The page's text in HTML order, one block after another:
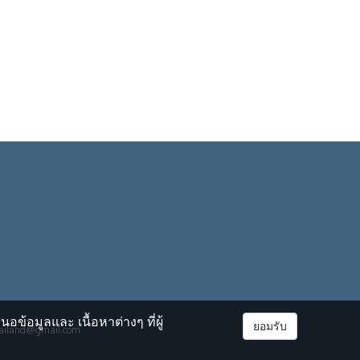
อข้อมูลและ เนื้อหาต่างๆ ที่ผู้ ยอมรับ